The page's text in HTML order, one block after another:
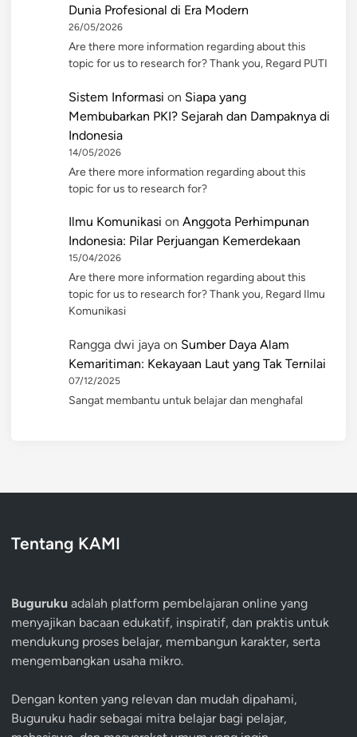
Dunia Profesional di Era Modern
26/05/2026
Are there more information regarding about this
topic for us to research for? Thank you, Regard PUTI
Sistem Informasi on Siapa yang
Membubarkan PKI? Sejarah dan Dampaknya di
Indonesia
14/05/2026
Are there more information regarding about this
topic for us to research for?
Ilmu Komunikasi on Anggota Perhimpunan
Indonesia: Pilar Perjuangan Kemerdekaan
15/04/2026
Are there more information regarding about this
topic for us to research for? Thank you, Regard Ilmu
Komunikasi
Rangga dwi jaya on Sumber Daya Alam
Kemaritiman: Kekayaan Laut yang Tak Ternilai
07/12/2025
Sangat membantu untuk belajar dan menghafal
Tentang KAMI
Buguruku adalah platform pembelajaran online yang
menyajikan bacaan edukatif, inspiratif, dan praktis untuk
mendukung proses belajar, membangun karakter, serta
mengembangkan usaha mikro.
Dengan konten yang relevan dan mudah dipahami,
Buguruku hadir sebagai mitra belajar bagi pelajar,